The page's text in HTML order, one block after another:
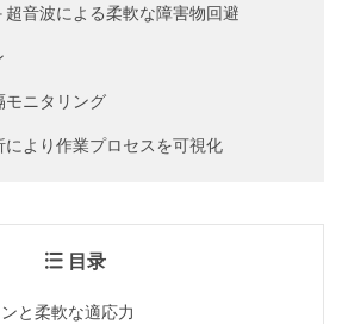
音波による柔軟な障害物回避
モニタリング
により作業プロセスを可視化
目录
と柔軟な適応力